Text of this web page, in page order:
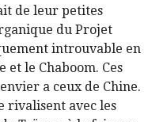
de leur petites
du Projet
introuvable en
et le Chaboom. Ces
a ceux de Chine.
rivalisent avec les